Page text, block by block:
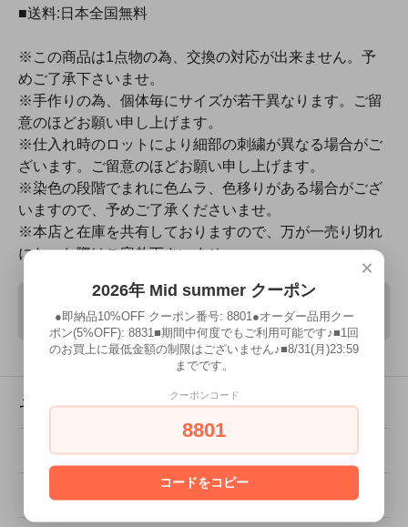
■送料:日本全国無料
※この商品は1点物の為、交換の対応が出来ません。予
めご了承下さいませ。
※手作りの為、個体毎にサイズが若干異なります。ご留
意のほどお願い申し上げます。
※仕入れ時のロットにより細部の刺繍が異なる場合がご
ざいます。ご留意のほどお願い申し上げます。
※染色の段階でまれに色ムラ、色移りがある場合がござ
いますので、予めご了承くださいませ。
※本店と在庫を共有しておりますので、万が一売り切れ
になった際はご容赦下さいませ。
SOLD OUT
その他の詳細情報
×
2026年 Mid summer クーポン
●即納品10%OFF クーポン番号: 8801●オーダー品用クー
ポン(5%OFF): 8831■期間中何度でもご利用可能です♪■1回
のお買上に最低金額の制限はございません♪■8/31(月)23:59
までです。
クーポンコード
8801
コードをコピー